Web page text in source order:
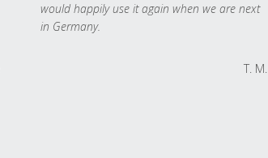
would happily use it again when we are next
in Germany.
T. M.